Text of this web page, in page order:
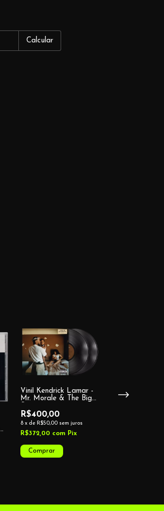
Calcular
Vinil Kendrick Lamar -
Mr. Morale & The Big
R$400,00
8 x de R$50,00 sem juros
R$372,00 com Pix